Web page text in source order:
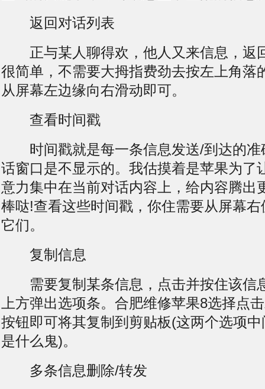
返回对话列表
正与某人聊得欢，他人又来信息，返
很简单，不需要大拇指费劲去按左上角落
从屏幕左边缘向右滑动即可。
查看时间戳
时间戳就是每一条信息发送/到达的准
话窗口是不显示的。我估摸着是苹果为了
意力集中在当前对话内容上，给内容腾出
棒哒!查看这些时间戳，你住需要从屏幕
它们。
复制信息
需要复制某条信息，点击并按住该信
上方弹出选项条。合肥维修苹果8选择点
按钮即可将其复制到剪贴板(这两个选项
是什么鬼)。
多条信息删除/转发